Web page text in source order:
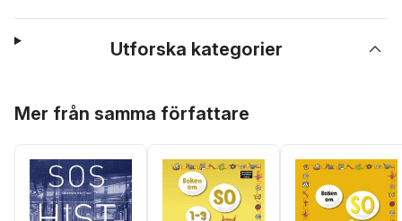
Utforska kategorier
Mer från samma författare